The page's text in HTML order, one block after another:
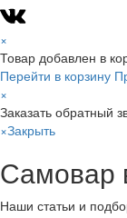
×
Товар добавлен в
Перейти в корзину
×
Заказать обратный
×Закрыть
Самовар
Наши статьи и